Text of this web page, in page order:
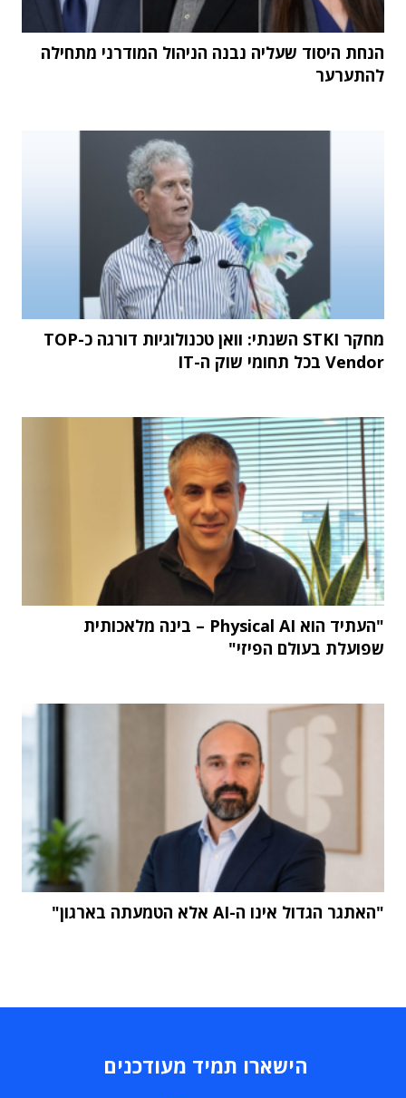
הנחת היסוד שעליה נבנה הניהול המודרני מתחילה
להתערער
מחקר STKI השנתי: וואן טכנולוגיות דורגה כ-TOP
Vendor בכל תחומי שוק ה-IT
"העתיד הוא Physical AI – בינה מלאכותית
שפועלת בעולם הפיזי"
"האתגר הגדול אינו ה-AI אלא הטמעתה בארגון"
הישארו תמיד מעודכנים